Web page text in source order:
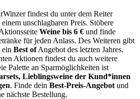
findest du unter dem Reiter
unschlagbaren Preis. Stöbere
Weine bis 6 € und finde
für jeden Anlass. Des Weiteren gibt
ein Best ofAngebot des letzten Jahres.
Aktionen findest du auch weitere
Palette an Sparmöglichkeiten ist
Lieblingsweine der Kund*innen
. Finde dein Best-Preis-Angebot und
nächste Bestellung.